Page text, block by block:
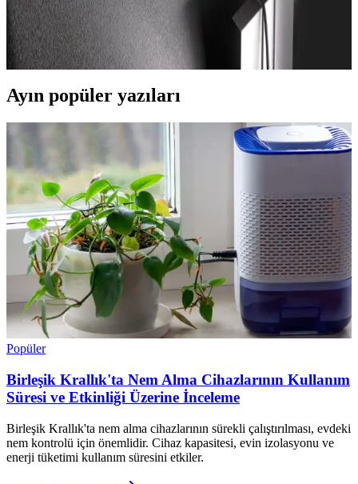
Yenileme Rehberi
Göz sağlığını koruyan ve çalışma alanınızı kişiselleştiren monitör
lambaları hakkında detaylı bilgi ve en iyi modellerin seçim kriterleri.
Ayın popüler yazıları
Popüler
Birleşik Krallık'ta Nem Alma Cihazlarının Kullanım
Süresi ve Etkinliği Üzerine İnceleme
Birleşik Krallık'ta nem alma cihazlarının sürekli çalıştırılması, evdeki
nem kontrolü için önemlidir. Cihaz kapasitesi, evin izolasyonu ve
enerji tüketimi kullanım süresini etkiler.